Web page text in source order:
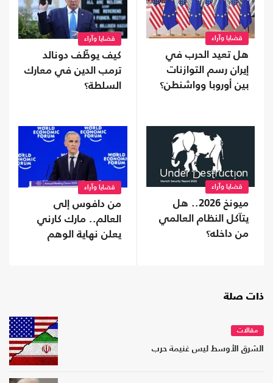
قضايا وآراء
هل تعيد الحرب في
إيران رسم التوازنات
بين أوروبا وواشنطن؟
قضايا وآراء
كيف يوظّف دونالد
ترمب الدين في معارك
السلطة؟
قضايا وآراء
ميونخ 2026.. هل
يتآكل النظام العالمي
من داخله؟
قضايا وآراء
من دافوس إلى
العالم.. مارك كارني
يعلن نهاية الوهم
ذات صلة
مقالات
الشرق الأوسط ليس غنيمة حرب